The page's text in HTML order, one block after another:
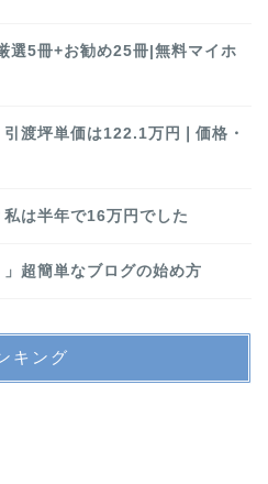
選5冊+お勧め25冊|無料マイホ
引渡坪単価は122.1万円❘価格・
は半年で16万円でした
」超簡単なブログの始め方
キング